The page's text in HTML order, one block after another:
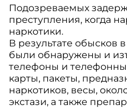
Подозреваемых
преступления, когда
наркотики.
В результате обысков
были обнаружены и
телефоны и
карты, пакеты,
наркотиков, весы,
экстази, а также